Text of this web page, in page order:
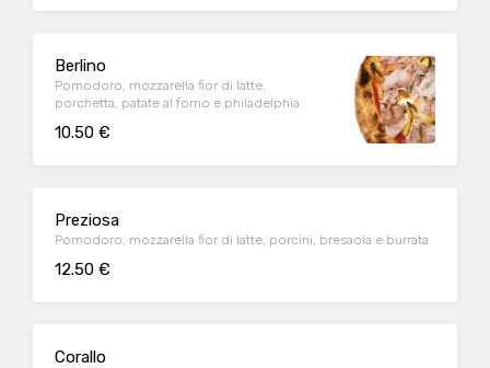
Berlino
Pomodoro, mozzarella fior di latte,
porchetta, patate al forno e philadelphia
10.50 €
Preziosa
Pomodoro, mozzarella fior di latte, porcini, bresaola e burrata
12.50 €
Corallo